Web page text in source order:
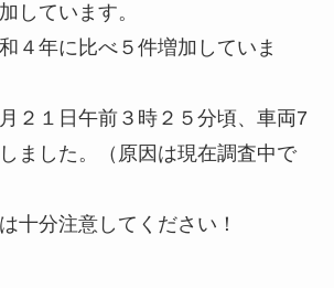
しています。
４年に比べ５件増加していま
２１日午前３時２５分頃、車両7
ました。（原因は現在調査中で
十分注意してください！